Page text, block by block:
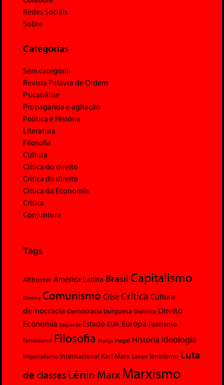
Redes Sociais
Sobre
Categorias
Sem categoria
Revista Palavra de Ordem
Psicanálise
Propaganda e agitação
Política e História
Literatura
Filosofia
Cultura
Crítica do direito
Crítica do direito
Crítica da Economia
Crítica
Conjuntura
Tags
Althusser América Latina Brasil Capitalismo
Cinema Comunismo Crise Crítica Cultura
democracia Democracia burguesa Dialética Direito
Economia Esquerda Estado EUA Europa Fascismo
feminismo Filosofia França Hegel História Ideologia
Imperialismo Internacional Karl Marx Lacan leninismo Luta
de classesLênin MarxMarxismo